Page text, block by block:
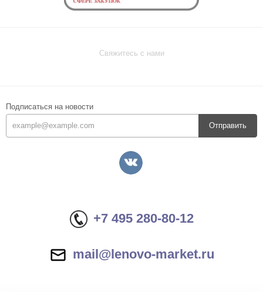
Свяжитесь с нами
Подписаться на новости
Отправить
+7 495 280-80-12
mail@lenovo-market.ru